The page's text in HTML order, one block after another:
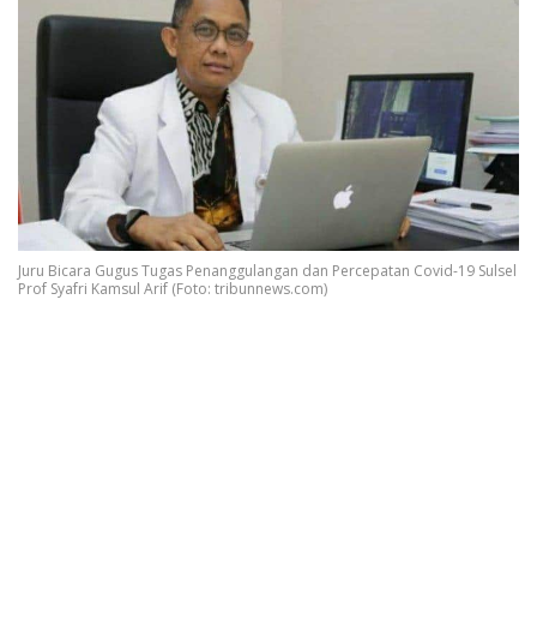
Juru Bicara Gugus Tugas Penanggulangan dan Percepatan Covid-19 Sulsel
Prof Syafri Kamsul Arif (Foto: tribunnews.com)